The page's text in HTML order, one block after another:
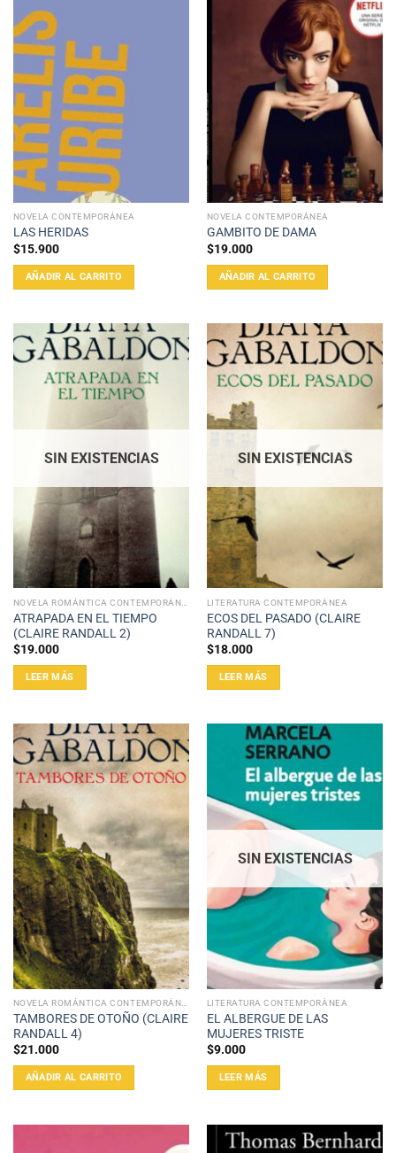
NOVELA CONTEMPORÁNEA
LAS HERIDAS
$15.900
AÑADIR AL CARRITO
NOVELA CONTEMPORÁNEA
GAMBITO DE DAMA
$19.000
AÑADIR AL CARRITO
SIN EXISTENCIAS
ATRAPADA EN EL TIEMPO
(CLAIRE RANDALL 2)
$19.000
LEER MÁS
SIN EXISTENCIAS
LITERATURA CONTEMPORÁNEA
ECOS DEL PASADO (CLAIRE
RANDALL 7)
$18.000
LEER MÁS
TAMBORES DE OTOÑO (CLAIRE
RANDALL 4)
$21.000
AÑADIR AL CARRITO
SIN EXISTENCIAS
LITERATURA CONTEMPORÁNEA
EL ALBERGUE DE LAS
MUJERES TRISTE
$9.000
LEER MÁS